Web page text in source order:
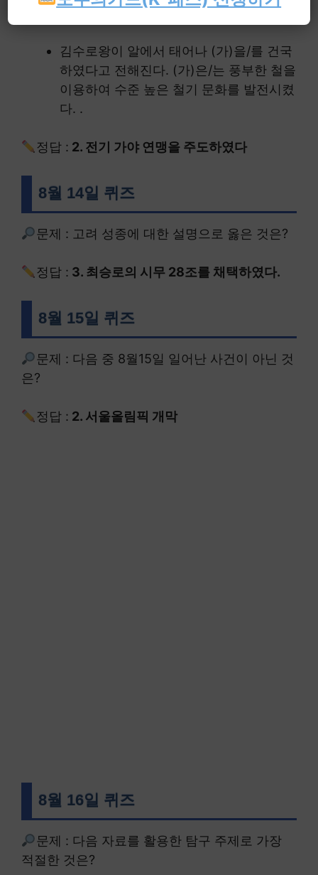
문제 : (가) 나라에 대한 설명으로 옳은 것은?
김수로왕이 알에서 태어나 (가)을/를 건국
하였다고 전해진다. (가)은/는 풍부한 철을
이용하여 수준 높은 철기 문화를 발전시켰
다. .
정답 : 2. 전기 가야 연맹을 주도하였다
8월 14일 퀴즈
문제 : 고려 성종에 대한 설명으로 옳은 것은?
정답 : 3. 최승로의 시무 28조를 채택하였다.
8월 15일 퀴즈
문제 : 다음 중 8월15일 일어난 사건이 아닌 것
은?
정답 : 2. 서울올림픽 개막
8월 16일 퀴즈
문제 : 다음 자료를 활용한 탐구 주제로 가장
적절한 것은?